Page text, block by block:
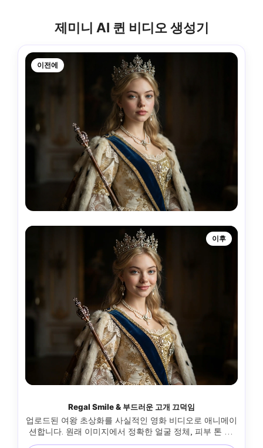
제미니 AI 퀸 비디오 생성기
이전에
이후
Regal Smile & 부드러운 고개 끄덕임
업로드된 여왕 초상화를 사실적인 영화 비디오로 애니메이
션합니다. 원래 이미지에서 정확한 얼굴 정체, 피부 톤 및
비율을 보존합니다. 모션 및 액션: 여왕은 매우 미묘하고 통